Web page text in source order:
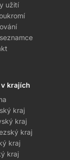
užití
krajích
kraj
kraj
kraj
kraj
kraj